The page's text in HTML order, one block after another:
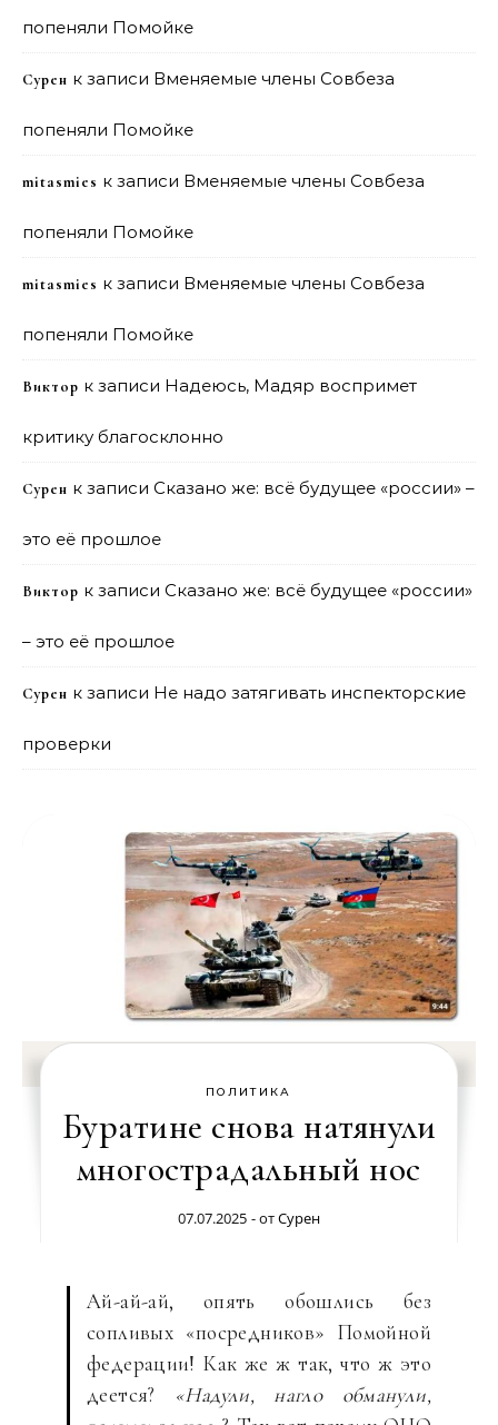
попеняли Помойке
Сурен к записи Вменяемые члены Совбеза
попеняли Помойке
mitasmies к записи Вменяемые члены Совбеза
попеняли Помойке
mitasmies к записи Вменяемые члены Совбеза
попеняли Помойке
Виктор к записи Надеюсь, Мадяр воспримет
критику благосклонно
Сурен к записи Сказано же: всё будущее «россии» –
это её прошлое
Виктор к записи Сказано же: всё будущее «россии»
– это её прошлое
Сурен к записи Не надо затягивать инспекторские
проверки
ПОЛИТИКА
Буратине снова натянули
многострадальный нос
07.07.2025 - отСурен
Ай-ай-ай, опять обошлись без
сопливых «посредников» Помойной
федерации! Как же ж так, что ж это
деется? «Надули, нагло обманули,